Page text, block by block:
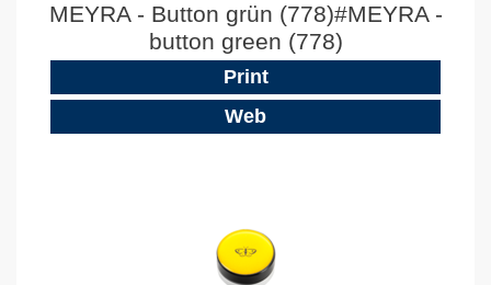
MEYRA - Button grün (778)#MEYRA -
button green (778)
Print
Web